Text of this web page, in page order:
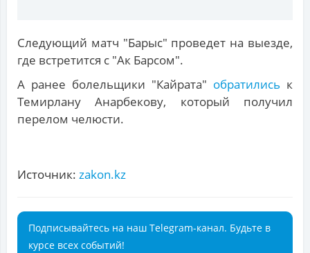
Следующий матч "Барыс" проведет на выезде,
где встретится с "Ак Барсом".
А ранее болельщики "Кайрата" обратились к
Темирлану Анарбекову, который получил
перелом челюсти.
Источник: zakon.kz
Подписывайтесь на наш Telegram-канал. Будьте в
курсе всех событий!